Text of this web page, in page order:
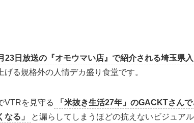
23日放送の『オモウマい店』で紹介される埼玉県入
げる規格外の人情デカ盛り食堂です。
VTRを見守る
「米抜き生活27年」のGACKTさん
なる」
と漏らしてしまうほどの抗えないビジュア